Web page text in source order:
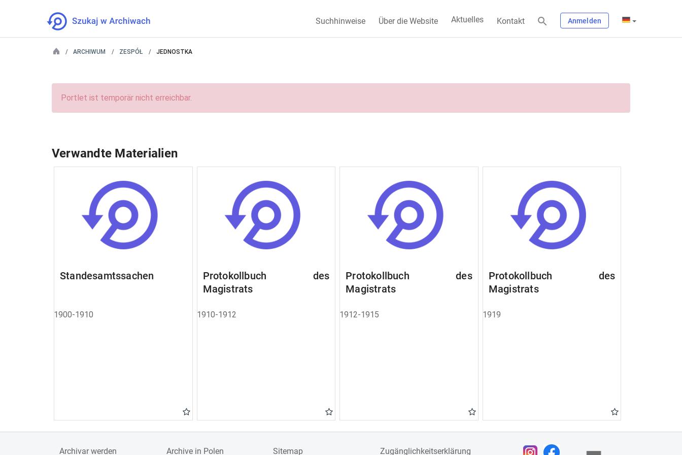
Suchhinweise Über die Website Aktuelles Kontakt Anmelden
ARCHIWUM ZESPÓŁ JEDNOSTKA
Portlet ist temporär nicht erreichbar.
Verwandte Materialien
Standesamtssachen
1900-1910
Protokollbuch des
Magistrats
1910-1912
Protokollbuch des
Magistrats
1912-1915
Protokollbuch des
Magistrats
1919
Archivar werden Archive in Polen Sitemap Zugänglichkeitserklärung